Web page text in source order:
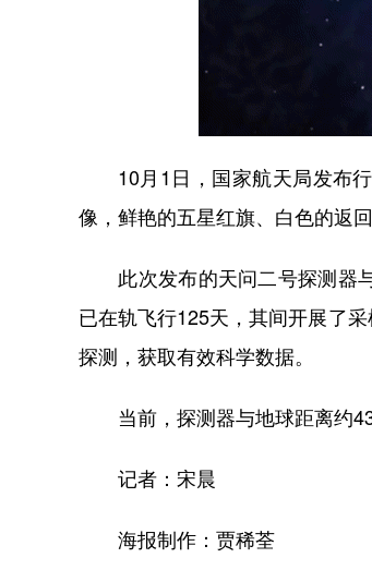
10月1日，国家航天局发布行
像，鲜艳的五星红旗、白色的返
此次发布的天问二号探测器与
已在轨飞行125天，其间开展了
探测，获取有效科学数据。
当前，探测器与地球距离约
记者：宋晨
海报制作：贾稀荃